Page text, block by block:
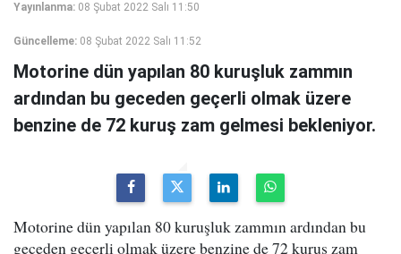
Yayınlanma: 08 Şubat 2022 Salı 11:50
Güncelleme: 08 Şubat 2022 Salı 11:52
Motorine dün yapılan 80 kuruşluk zammın
ardından bu geceden geçerli olmak üzere
benzine de 72 kuruş zam gelmesi bekleniyor.
Motorine dün yapılan 80 kuruşluk zammın ardından bu
geceden geçerli olmak üzere benzine de 72 kuruş zam